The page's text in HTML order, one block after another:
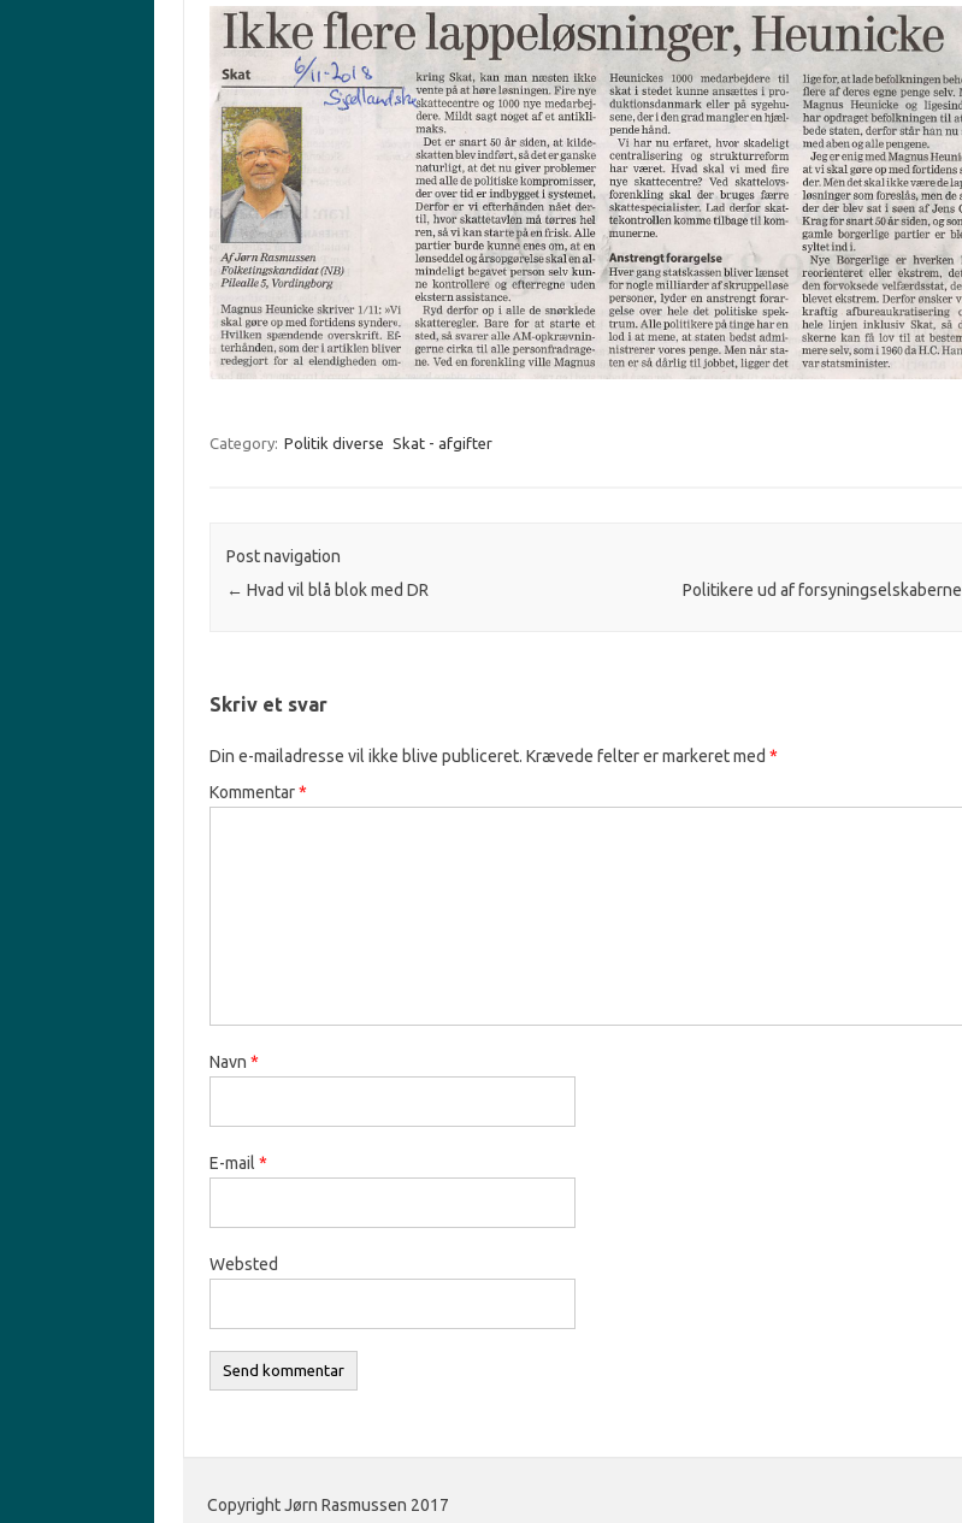
Category: Politik diverse Skat - afgifter
Post navigation
← Hvad vil blå blok med DR Politikere ud af forsyningselskaberne
Skriv et svar
Din e-mailadresse vil ikke blive publiceret. Krævede felter er markeret med *
Kommentar*
Navn *
E-mail *
Websted
Copyright Jørn Rasmussen 2017